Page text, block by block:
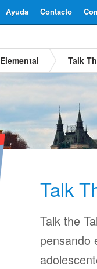
Contacto
Ayuda
Elemental Talk
Talk
Talk the
pensando